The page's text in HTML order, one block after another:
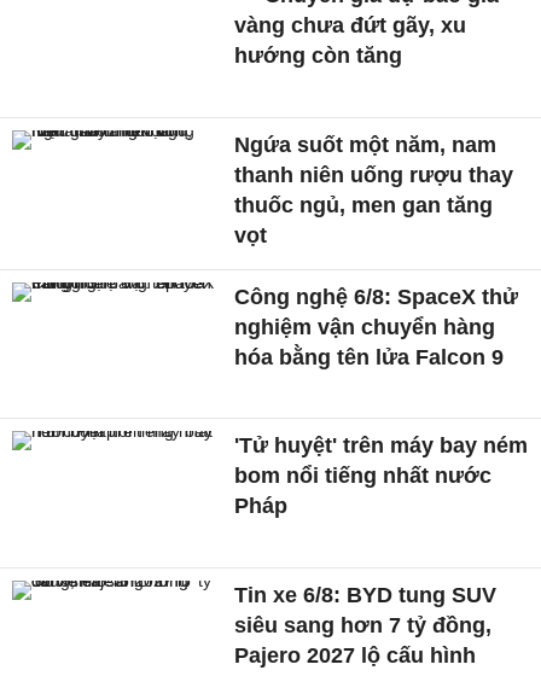
vàng chưa đứt gãy, xu
hướng còn tăng
Ngứa suốt một năm, nam
thanh niên uống rượu thay
thuốc ngủ, men gan tăng
vọt
Công nghệ 6/8: SpaceX thử
nghiệm vận chuyển hàng
hóa bằng tên lửa Falcon 9
'Tử huyệt' trên máy bay ném
bom nổi tiếng nhất nước
Pháp
Tin xe 6/8: BYD tung SUV
siêu sang hơn 7 tỷ đồng,
Pajero 2027 lộ cấu hình